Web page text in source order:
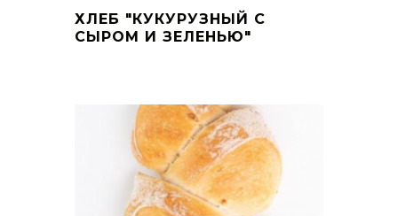
ХЛЕБ "КУКУРУЗНЫЙ С
СЫРОМ И ЗЕЛЕНЬЮ"